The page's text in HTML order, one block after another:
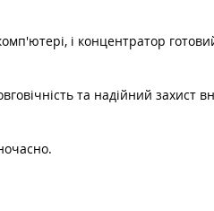
і концентратор
та надійний захист